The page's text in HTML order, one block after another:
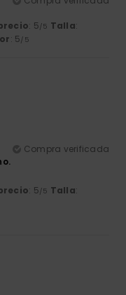
: 5/5 Talla:
: 5/5
Compra verificada
: 5/5 Talla: